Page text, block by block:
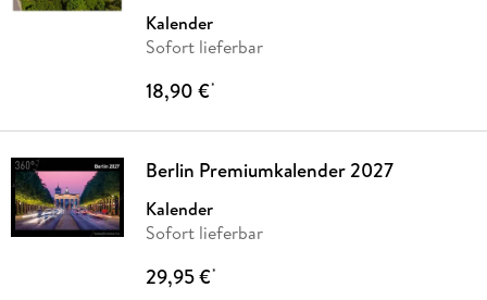
Kalender
Sofort lieferbar
18,90 €*
Berlin Premiumkalender 2027
Kalender
Sofort lieferbar
29,95 €*